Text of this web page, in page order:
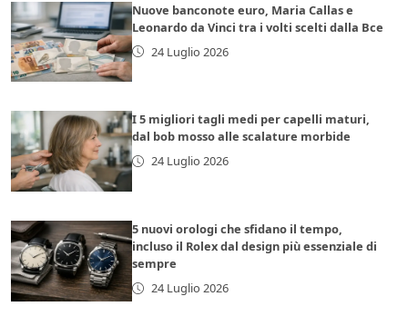
Nuove banconote euro, Maria Callas e
Leonardo da Vinci tra i volti scelti dalla Bce
24 Luglio 2026
I 5 migliori tagli medi per capelli maturi,
dal bob mosso alle scalature morbide
24 Luglio 2026
5 nuovi orologi che sfidano il tempo,
incluso il Rolex dal design più essenziale di
sempre
24 Luglio 2026